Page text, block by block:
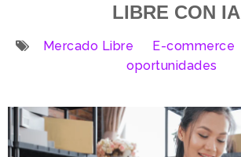
LIBRE CON IA
Mercado Libre E-commerce
oportunidades